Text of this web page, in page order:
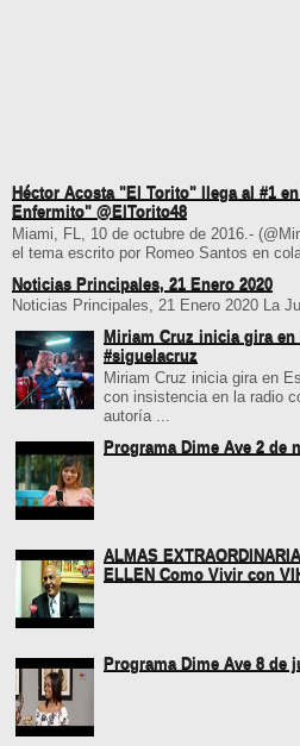
Héctor Acosta "El Torito" llega al #1
Enfermito" @ElTorito48
Miami, FL, 10 de octubre de 2016.-
el tema escrito por Romeo Santos en
Noticias Principales, 21 Enero 2020
Noticias Principales, 21 Enero 2020 La
Miriam Cruz inicia gira
#siguelacruz
Miriam Cruz inicia gira en
con insistencia en la radio
autoría ...
Programa Dime Ave 2 de
ALMAS
ELLEN Como Vivir con
Programa Dime Ave 8 de